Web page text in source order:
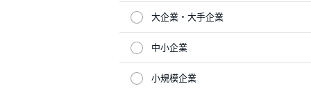
大企業・大手企業
中小企業
小規模企業